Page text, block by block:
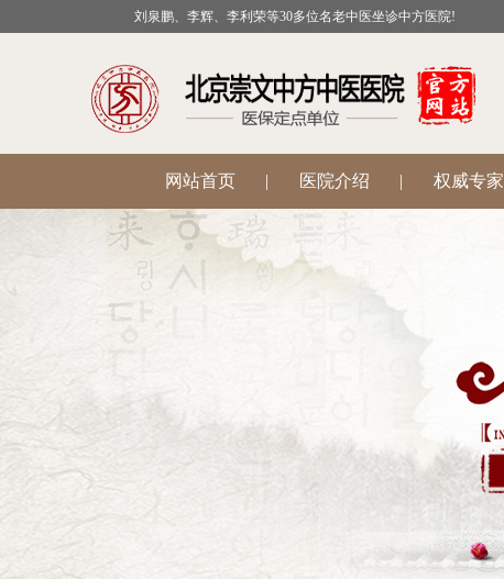
刘泉鹏、李辉、李利荣等30多位名老中医坐诊中方医院!
网站首页 | 医院介绍 | 权威专家
公益活动 | 医院科室